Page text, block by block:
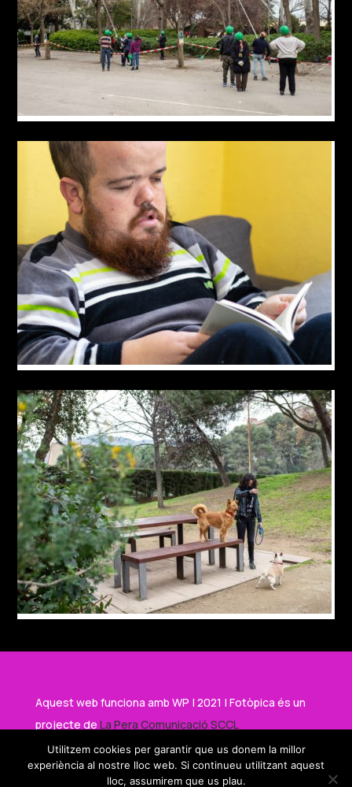
Aquest web funciona amb WP | 2021 | Fotòpica és un
projecte de La Pera Comunicació SCCL
Amb el suport de
Utilitzem cookies per garantir que us donem la millor
experiència al nostre lloc web. Si continueu utilitzant aquest
lloc, assumirem que us plau.